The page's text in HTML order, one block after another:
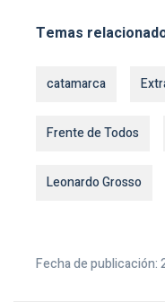
Temas
catamarca
Frente de Todos
Leonardo Grosso
Fecha de publicación: